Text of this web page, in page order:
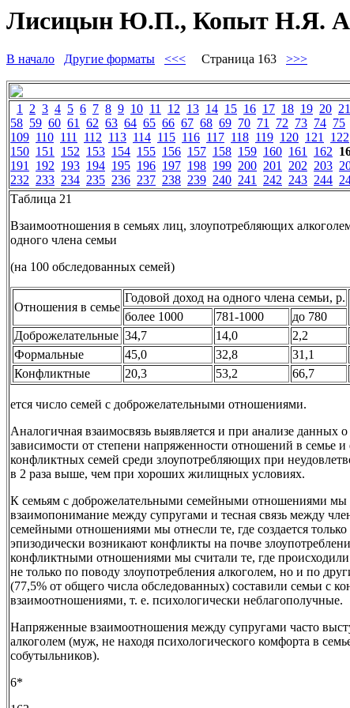
Лисицын Ю.П., Копыт Н.Я.
В начало Другие форматы <<< Страница 163 >>>
1 2 3 4 5 6 7 8 9 10 11 12 13 14 15 16 17 18 19 20 21
58 59 60 61 62 63 64 65 66 67 68 69 70 71 72 73 74 75
109 110 111 112 113 114 115 116 117 118 119 120 121 122
150 151 152 153 154 155 156 157 158 159 160 161 162
191 192 193 194 195 196 197 198 199 200 201 202 203
232 233 234 235 236 237 238 239 240 241 242 243 244
Таблица 21
Взаимоотношения в семьях лиц, злоупотребляющих
одного члена семьи
(на 100 обследованных семей)
Отношения в семье
Годовой доход на одного члена семьи, р.
более 1000 781-1000
до 780
Доброжелательные 34,7 14,0 2,2
Формальные
45,0 32,8 31,1
Конфликтные
20,3 53,2 66,7
ется число семей с доброжелательными отношениями.
Аналогичная взаимосвязь выявляется и при анализе данных
зависимости от степени напряженности отношений в семье
конфликтных семей среди злоупотребляющих при
в 2 раза выше, чем при хороших жилищных условиях.
К семьям с доброжелательными семейными отношениями мы
взаимопонимание между супругами и тесная связь между
семейными отношениями мы отнесли те, где создается
эпизодически возникают конфликты на почве
конфликтными отношениями мы считали те, где
не только по поводу злоупотребления алкоголем, но и по
(77,5% от общего числа обследованных) составили семьи с
взаимоотношениями, т. е. психологически неблагополучные.
Напряженные взаимоотношения между супругами часто
алкоголем (муж, не находя психологического комфорта в
собутыльников).
6*